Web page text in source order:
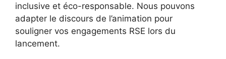
inclusive et éco-responsable. Nous pouvons
adapter le discours de l’animation pour
souligner vos engagements RSE lors du
lancement.